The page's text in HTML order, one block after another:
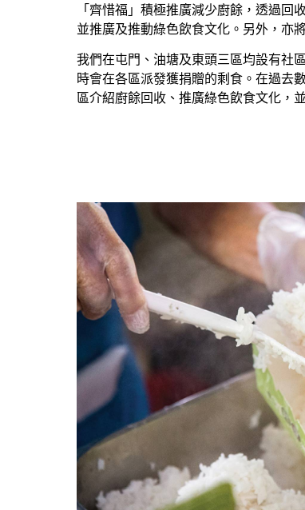
「齊惜福」積極推廣減少廚餘，透過
並推廣及推動綠色飲食文化。另外，亦
我們在屯門、油塘及東頭三區均設有社
時會在各區派發獲捐贈的剩食。在過去
區介紹廚餘回收、推廣綠色飲食文化，